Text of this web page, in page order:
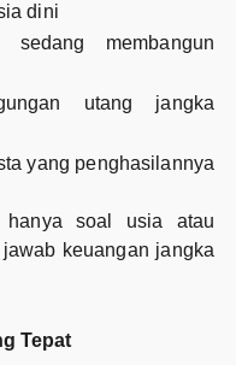
dini
membangun
utang jangka
yang penghasilannya
hanya soal usia atau
keuangan jangka
Tepat